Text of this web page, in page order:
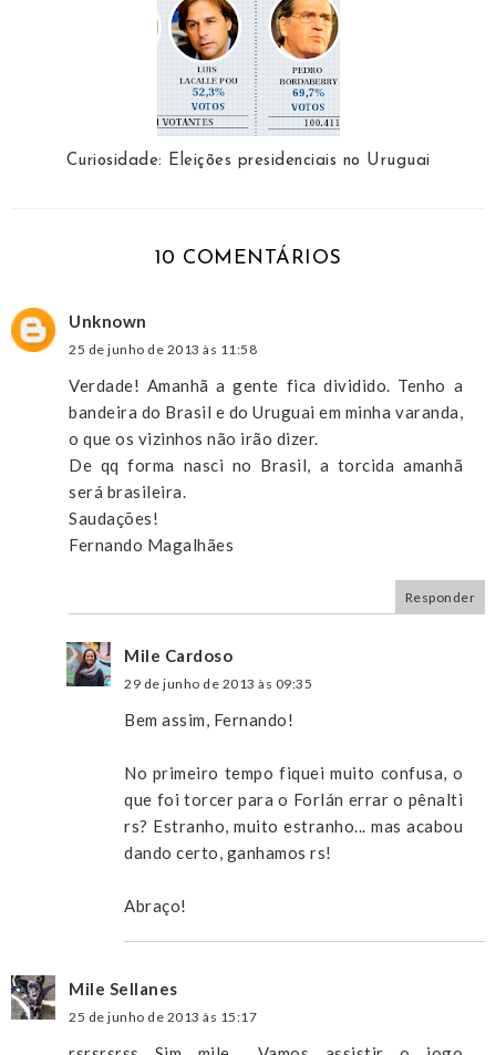
Curiosidade: Eleições presidenciais no Uruguai
10 COMENTÁRIOS
Unknown
25 de junho de 2013 às 11:58
Verdade! Amanhã a gente fica dividido. Tenho a
bandeira do Brasil e do Uruguai em minha varanda,
o que os vizinhos não irão dizer.
De qq forma nasci no Brasil, a torcida amanhã
será brasileira.
Saudações!
Fernando Magalhães
Responder
Mile Cardoso
29 de junho de 2013 às 09:35
Bem assim, Fernando!
No primeiro tempo fiquei muito confusa, o
que foi torcer para o Forlán errar o pênalti
rs? Estranho, muito estranho... mas acabou
dando certo, ganhamos rs!
Abraço!
Mile Sellanes
25 de junho de 2013 às 15:17